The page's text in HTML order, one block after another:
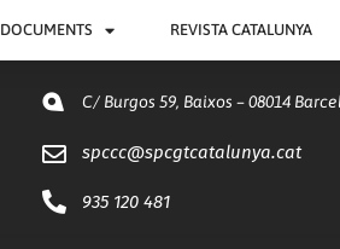
DOCUMENTS REVISTA CATALUNYA
C/ Burgos 59, Baixos – 08014
spccc@spcgtcatalunya.cat
935 120 481